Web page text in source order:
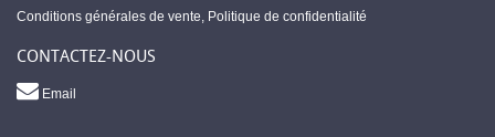
Conditions générales de vente, Politique de confidentialité
CONTACTEZ-NOUS
Email